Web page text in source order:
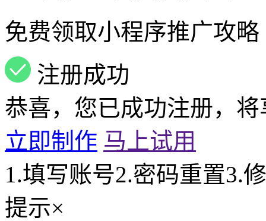
免费领取小程序推广攻略
注册成功
恭喜，您已成功注册，将
立即制作 马上试用
1.填写账号2.密码重置3.
提示×